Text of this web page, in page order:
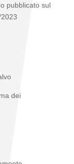
pubblicato sul
dei